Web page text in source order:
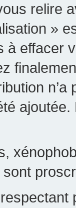
relire
»
à effacer
n’a